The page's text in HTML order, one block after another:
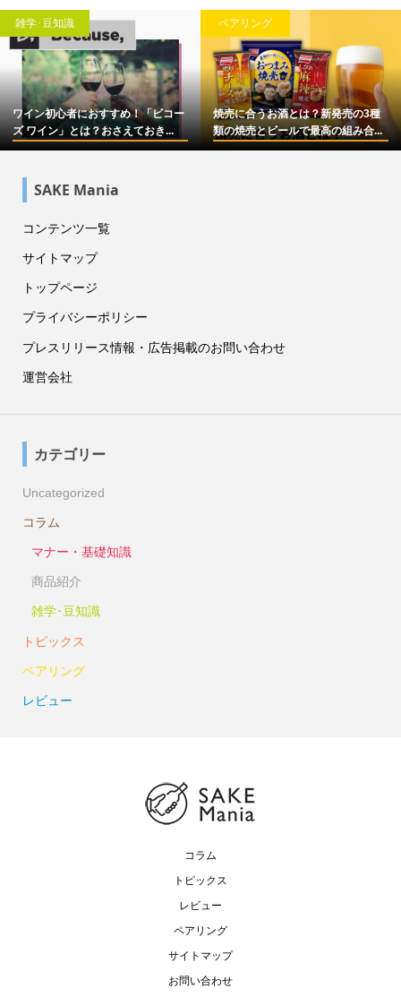
雑学･豆知識
ワイン初心者におすすめ！「ビコー
ズ ワイン」とは？おさえておき...
ペアリング
焼売に合うお酒とは？新発売の3種
類の焼売とビールで最高の組み合...
SAKE Mania
コンテンツ一覧
サイトマップ
トップページ
プライバシーポリシー
プレスリリース情報・広告掲載のお問い合わせ
運営会社
カテゴリー
Uncategorized
コラム
マナー・基礎知識
商品紹介
雑学･豆知識
トピックス
ペアリング
レビュー
コラム
トピックス
レビュー
ペアリング
サイトマップ
お問い合わせ